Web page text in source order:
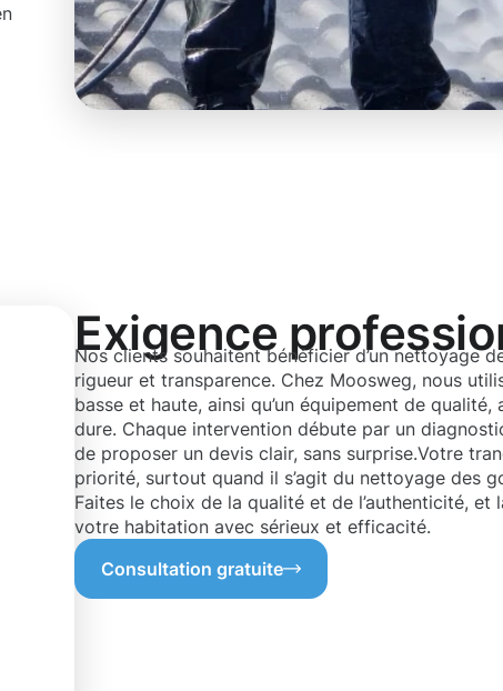
Exigence
Nos clients souhaitent bénéficier d’un nettoyage
rigueur et transparence. Chez Moosweg, nous
basse et haute, ainsi qu’un équipement de qualité,
dure. Chaque intervention débute par un
de proposer un devis clair, sans surprise.Votre
priorité, surtout quand il s’agit du nettoyage des
Faites le choix de la qualité et de l’authenticité, et
votre habitation avec sérieux et efficacité.
Consultation gratuite